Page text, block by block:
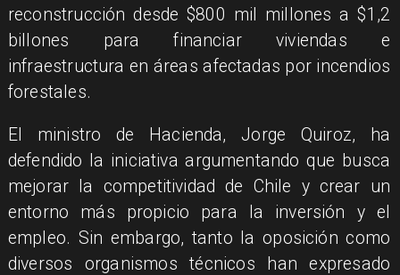
reconstrucción desde $800 mil millones a $1,2
billones para financiar viviendas e
infraestructura en áreas afectadas por incendios
forestales.
El ministro de Hacienda, Jorge Quiroz, ha
defendido la iniciativa argumentando que busca
mejorar la competitividad de Chile y crear un
entorno más propicio para la inversión y el
empleo. Sin embargo, tanto la oposición como
diversos organismos técnicos han expresado